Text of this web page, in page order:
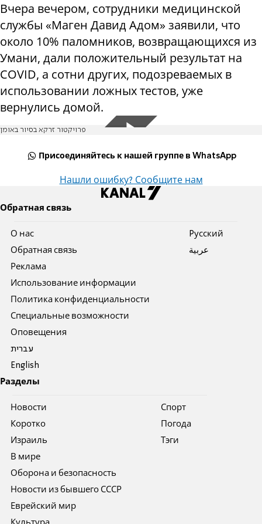
Вчера вечером, сотрудники медицинской
службы «Маген Давид Адом» заявили, что
около 10% паломников, возвращающихся из
Умани, дали положительный результат на
COVID, а сотни других, подозреваемых в
использовании ложных тестов, уже
вернулись домой.
פרויקטור זרקא בסיור באומן
Присоединяйтесь к нашей группе в WhatsApp
Нашли ошибку? Сообщите нам
Обратная связь
О нас
Обратная связь
Реклама
Использование информации
Политика конфиденциальности
Специальные возможности
Оповещения
עברית
English
Pусский
عربية
Разделы
Новости
Коротко
Израиль
В мире
Оборона и безопасность
Новости из бывшего СССР
Еврейский мир
Спорт
Погода
Тэги